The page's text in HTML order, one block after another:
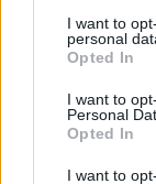
I want to
personal
Opted In
I want to
Personal
Opted In
I want to
κτίριο
ανθρωπίνων
νέο βάθος.
Άνθρωποι σε
Στους
βρίσκονται